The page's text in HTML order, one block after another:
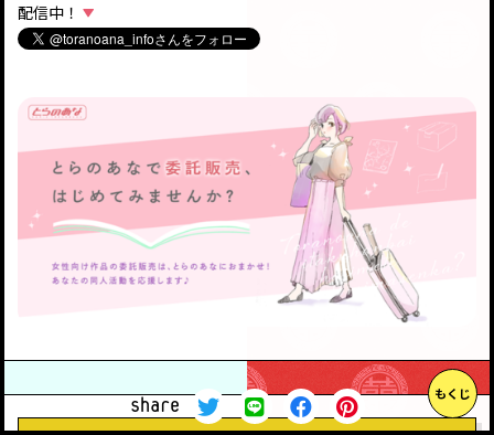
配信中！
もくじ
share